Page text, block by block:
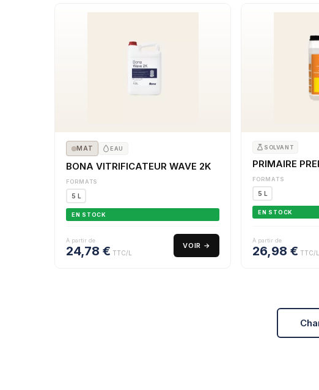
MAT EAU
BONA VITRIFICATEUR WAVE 2K
FORMATS
5 L
EN STOCK
À partir de
24,78 € TTC/L
VOIR →
SOLVANT
PRIMAIRE
FORMATS
5 L
EN STOCK
À partir de
26,98€ TTC/L